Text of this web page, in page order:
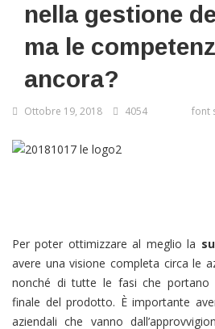
nella gestione
ma le
ancora?
Ottobre 19, 2018 4054 font
Per poter ottimizzare al meglio la
avere una visione completa circa le
nonché di tutte le fasi che portano
finale del prodotto. È importante
aziendali che vanno